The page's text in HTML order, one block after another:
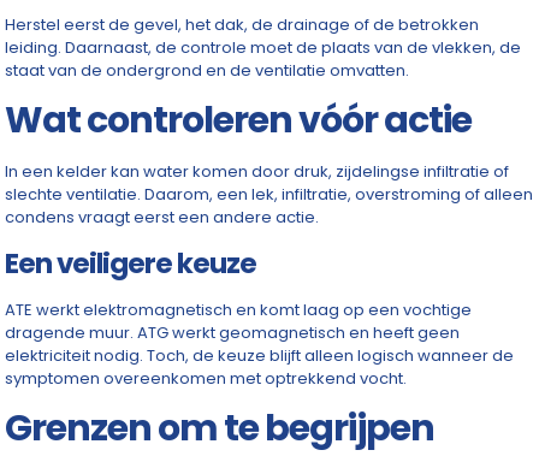
Herstel eerst de gevel, het dak, de drainage of de betrokken
leiding. Daarnaast, de controle moet de plaats van de vlekken, de
staat van de ondergrond en de ventilatie omvatten.
Wat controleren vóór actie
In een kelder kan water komen door druk, zijdelingse infiltratie of
slechte ventilatie. Daarom, een lek, infiltratie, overstroming of alleen
condens vraagt eerst een andere actie.
Een veiligere keuze
ATE werkt elektromagnetisch en komt laag op een vochtige
dragende muur. ATG werkt geomagnetisch en heeft geen
elektriciteit nodig. Toch, de keuze blijft alleen logisch wanneer de
symptomen overeenkomen met optrekkend vocht.
Grenzen om te begrijpen